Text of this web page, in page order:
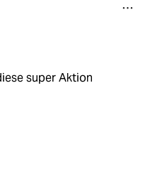
super Aktion